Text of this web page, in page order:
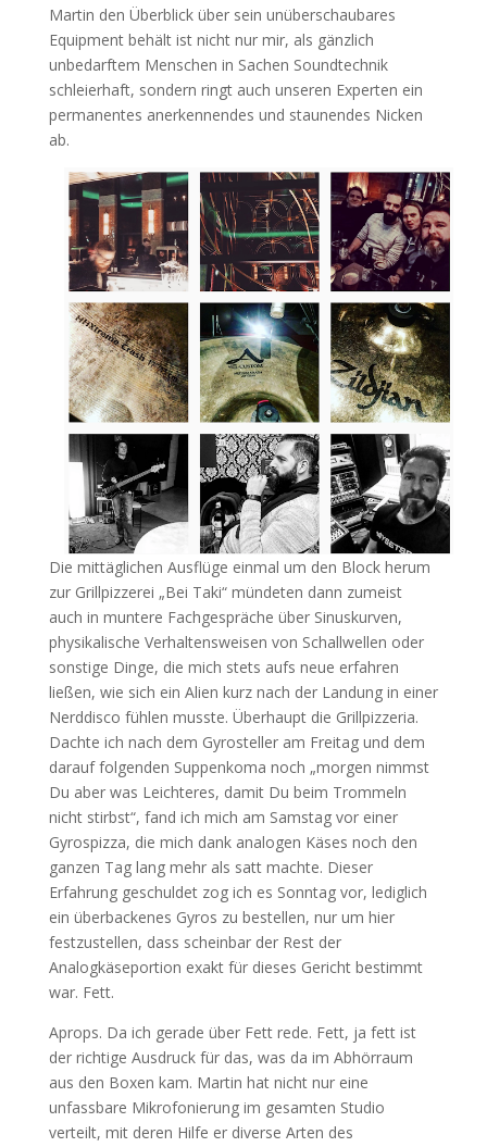
Martin den Überblick über sein unüberschaubares
Equipment behält ist nicht nur mir, als gänzlich
unbedarftem Menschen in Sachen Soundtechnik
schleierhaft, sondern ringt auch unseren Experten ein
permanentes anerkennendes und staunendes Nicken
ab.
Die mittäglichen Ausflüge einmal um den Block herum
zur Grillpizzerei „Bei Taki“ mündeten dann zumeist
auch in muntere Fachgespräche über Sinuskurven,
physikalische Verhaltensweisen von Schallwellen oder
sonstige Dinge, die mich stets aufs neue erfahren
ließen, wie sich ein Alien kurz nach der Landung in einer
Nerddisco fühlen musste. Überhaupt die Grillpizzeria.
Dachte ich nach dem Gyrosteller am Freitag und dem
darauf folgenden Suppenkoma noch „morgen nimmst
Du aber was Leichteres, damit Du beim Trommeln
nicht stirbst“, fand ich mich am Samstag vor einer
Gyrospizza, die mich dank analogen Käses noch den
ganzen Tag lang mehr als satt machte. Dieser
Erfahrung geschuldet zog ich es Sonntag vor, lediglich
ein überbackenes Gyros zu bestellen, nur um hier
festzustellen, dass scheinbar der Rest der
Analogkäseportion exakt für dieses Gericht bestimmt
war. Fett.
Aprops. Da ich gerade über Fett rede. Fett, ja fett ist
der richtige Ausdruck für das, was da im Abhörraum
aus den Boxen kam. Martin hat nicht nur eine
unfassbare Mikrofonierung im gesamten Studio
verteilt, mit deren Hilfe er diverse Arten des